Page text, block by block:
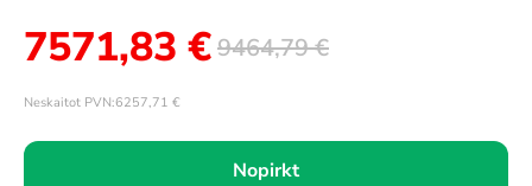
9464,79€
7571,83 €
Neskaitot PVN:6257,71 €
Nopirkt